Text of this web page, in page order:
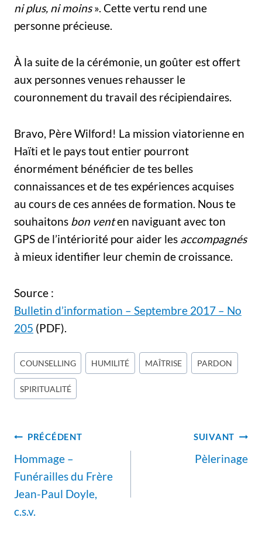
ni plus, ni moins». Cette vertu rend une
personne précieuse.
À la suite de la cérémonie, un goûter est offert
aux personnes venues rehausser le
couronnement du travail des récipiendaires.
Bravo, Père Wilford! La mission viatorienne en
Haïti et le pays tout entier pourront
énormément bénéficier de tes belles
connaissances et de tes expériences acquises
au cours de ces années de formation. Nous te
souhaitons bon venten naviguant avec ton
GPS de l’intériorité pour aider les accompagnés
à mieux identifier leur chemin de croissance.
Source :
Bulletin d’information – Septembre 2017 – No
205 (PDF).
Étiquettes
de
la
COUNSELLING HUMILITÉ MAÎTRISE PARDON
SPIRITUALITÉ
Navigation
de
l’article
PRÉCÉDENT
Hommage –
Funérailles du Frère
Jean-Paul Doyle,
c.s.v.
SUIVANT
Pèlerinage